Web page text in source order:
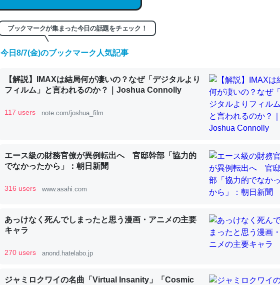
これは良記事。32768トークンだと英語小説100ページ分くらい。小説でいう「ずっと
の伏線」は回収されないけど、短期記憶というには多い分量。進化すればするほど分
やすく強くなりそう
昆虫ってカルシウム少ないのか。知らんかった。調べたらコオロギのカルシウム分は
─ニュース :: 【研究発表】昆虫学の大問題＝「昆虫はなぜ海にいないのか」に関する新仮説
論文では「淡水はカルシウムも酸素も不足してて両方に不利だから両方が拮抗してる
は」とあって面白い。海にいる鋏角類（カブトガニ・ウミグモ）はカルシウムを使わ
ブックマークが集まった今日の話題をチェック！
今日8/7(金)のブックマーク人気記事
【解説】IMAXは結局何が凄いの？なぜ「デジタルより
フィルム」と言われるのか？｜Joshua Connolly
117 users note.com/joshua_film
エース級の財務官僚が異例転出へ 官邸幹部「協力的
でなかったから」：朝日新聞
316 users www.asahi.com
あっけなく死んでしまったと思う漫画・アニメの主要
キャラ
270 users anond.hatelabo.jp
ジャミロクワイの名曲「Virtual Insanity」「Cosmic